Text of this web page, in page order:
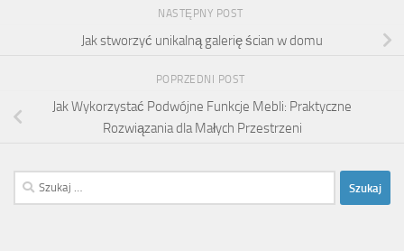
NASTĘPNY POST
Jak stworzyć unikalną galerię ścian w domu
POPRZEDNI POST
Jak Wykorzystać Podwójne Funkcje Mebli: Praktyczne
Rozwiązania dla Małych Przestrzeni
Szukaj: